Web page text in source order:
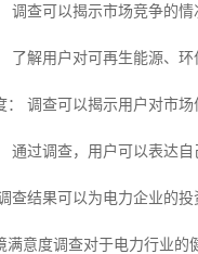
调查可以揭示市场竞争的情
了解用户对可再生能源、
调查可以揭示用户对市场
通过调查，用户可以表达自
查结果可以为电力企业的投
满意度调查对于电力行业